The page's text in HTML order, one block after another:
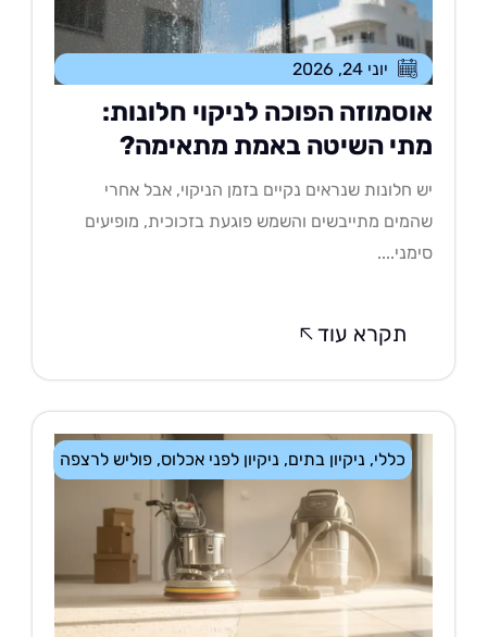
יוני 24, 2026
הפוכה לניקוי חלונות:
השיטה באמת מתאימה?
חלונות שנראים נקיים בזמן הניקוי, אבל אחרי
מתייבשים והשמש פוגעת בזכוכית, מופיעים
תקרא עוד
ניקיון בתים,ניקיון לפני אכלוס,פוליש לרצפה